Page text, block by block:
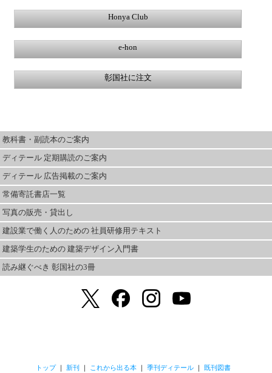
Honya Club
e-hon
彰国社に注文
教科書・副読本のご案内
ディテール 定期購読のご案内
ディテール 広告掲載のご案内
常備寄託書店一覧
写真の販売・貸出し
建設業で働く人のための 社員研修用テキスト
建築学生のための 建築デザイン入門書
読み継ぐべき 彰国社の3冊
トップ｜ 新刊 ｜ これから出る本 ｜季刊ディテール ｜ 既刊図書